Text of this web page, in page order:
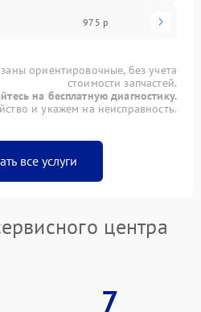
975 р
ориентировочные, без учета
стоимости запчастей.
на бесплатную диагностику.
и укажем на неисправность.
все услуги
центра
7